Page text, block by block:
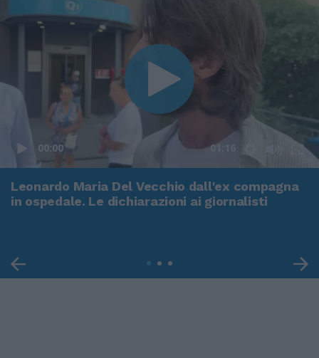
00:00 01:16
Leonardo Maria Del Vecchio dall'ex compagna
in ospedale. Le dichiarazioni ai giornalisti